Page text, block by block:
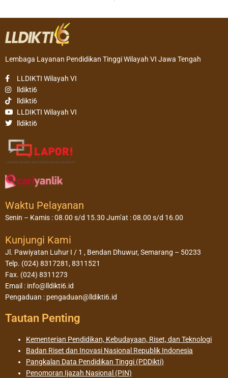
Lembaga Layanan Pendidikan Tinggi Wilayah VI Jawa Tengah
LLDIKTI Wilayah VI
lldikti6
lldikti6
LLDIKTI Wilayah VI
lldikti6
Waktu Pelayanan
Senin – Kamis : 08.00 s/d 15.30 Jum’at : 08.00 s/d 16.00
Kunjungi Kami
Jl. Pawiyatan Luhur I / 1 , Bendan Dhuwur, Semarang – 50233
Telp. (024) 8317281, 8311521
Fax. (024) 8311273
Email : info@lldikti6.id
Pengaduan : pengaduan@lldikti6.id
Tautan Penting
Kementerian Pendidikan, Kebudayaan, Riset, dan Teknologi
Badan Riset dan Inovasi Nasional Republik Indonesia
Pangkalan Data Pendidikan Tinggi (PDDikti)
Penomoran Ijazah Nasional (PIN)